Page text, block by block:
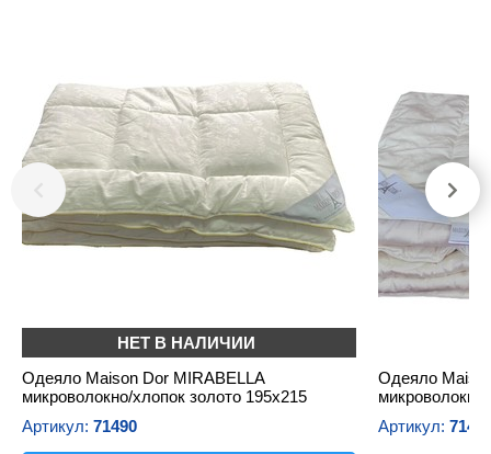
НЕТ В НАЛИЧИИ
Одеяло Maison Dor MIRABELLA
микроволокно/хлопок золото 195х215
Артикул: 71490
Одеяло
Артикул: